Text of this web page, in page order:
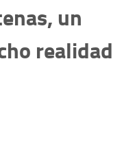
un
realidad